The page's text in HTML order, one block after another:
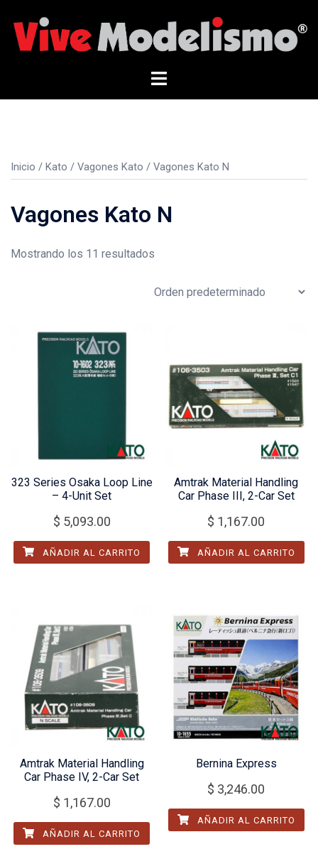
contenido
Alternar
Inicio / Kato / Vagones Kato / Vagones Kato N
Vagones Kato N
Mostrando los 11 resultados
323 Series Osaka Loop Line
– 4-Unit Set
$ 5,093.00
AÑADIR AL CARRITO
Amtrak Material Handling
Car Phase III, 2-Car Set
$ 1,167.00
AÑADIR AL CARRITO
Amtrak Material Handling
Car Phase IV, 2-Car Set
$ 1,167.00
AÑADIR AL CARRITO
Bernina Express
$ 3,246.00
AÑADIR AL CARRITO